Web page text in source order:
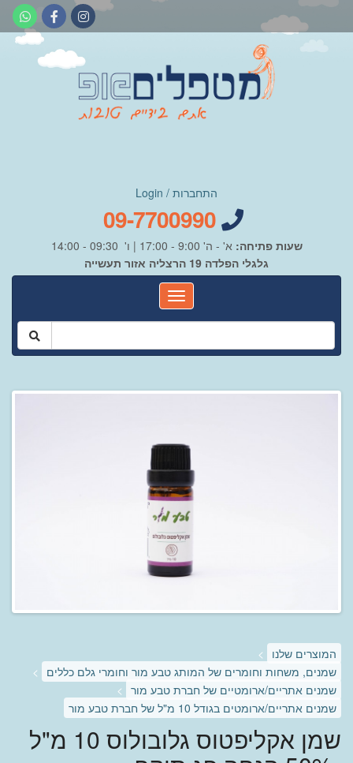
התחברות / Login
שעות פתיחה: א' - ה' 9:00 - 17:00 | ו' 09:30 - 14:00
גלגלי הפלדה 19 הרצליה אזור תעשייה
המוצרים שלנו
>
שמנים, משחות וחומרים של המותג טבע מור וחומרי גלם כללים
>
שמנים אתריים/ארומטיים של חברת טבע מור >
שמנים אתריים/ארומטים בגודל 10 מ"ל של חברת טבע מור
שמן אקליפטוס גלובולוס 10 מ"ל